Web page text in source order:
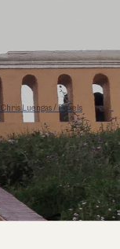
Chris Luengas / Pexels